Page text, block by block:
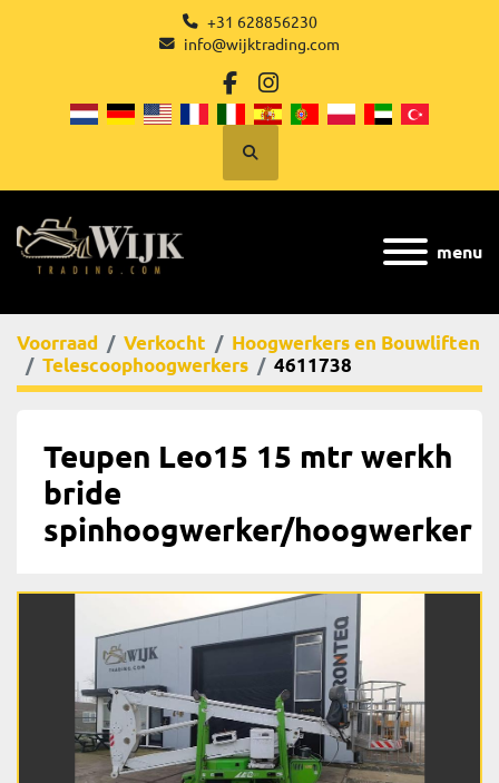
+31 628856230
info@wijktrading.com
facebook
instagram
Zoek
menu
Voorraad Verkocht
Hoogwerkers en Bouwliften
Telescoophoogwerkers
4611738
Teupen Leo15 15 mtr werkh
bride
spinhoogwerker/hoogwerker